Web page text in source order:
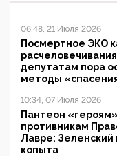
06:48, 21 Июля 2026
Посмертное ЭКО
депутатам пора
методы
10:34, 07 Июля 2026
Пантеон
противникам
Лавре: Зеленский
копыта